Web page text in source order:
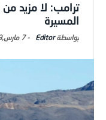
ترامب: لا مزيد
المسيرة
Editor
-7 مارس,2019